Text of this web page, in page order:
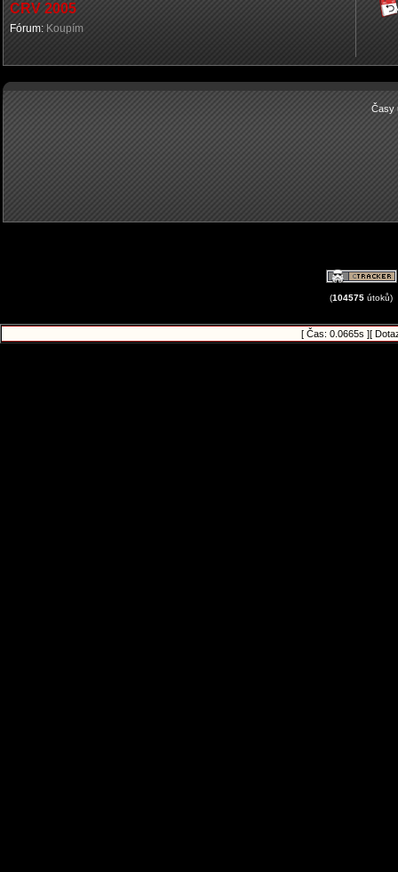
CRV 2005
Fórum: Koupím
Časy
(104575 útoků)
[ Čas: 0.0665s ][